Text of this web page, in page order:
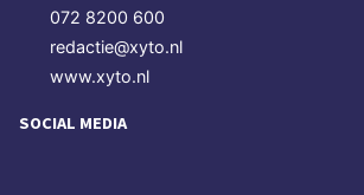
072 8200 600
redactie@xyto.nl
www.xyto.nl
SOCIAL MEDIA